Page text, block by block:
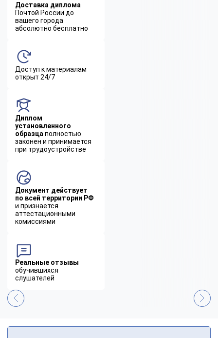
Доставка диплома
Почтой России до
вашего города
абсолютно бесплатно
Доступ к материалам
открыт 24/7
Диплом
установленного
образца полностью
законен и принимается
при трудоустройстве
Документ действует
по всей территории РФ
и признается
аттестационными
комиссиями
Реальные отзывы
обучившихся
слушателей